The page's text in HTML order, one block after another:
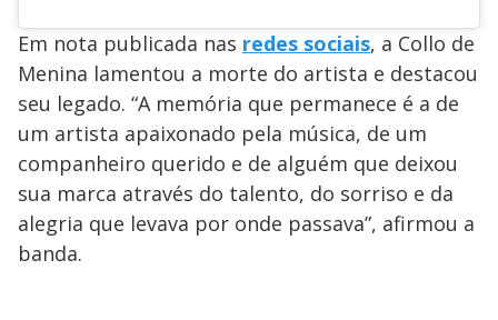
Em nota publicada nas redes sociais, a Collo de
Menina lamentou a morte do artista e destacou
seu legado. “A memória que permanece é a de
um artista apaixonado pela música, de um
companheiro querido e de alguém que deixou
sua marca através do talento, do sorriso e da
alegria que levava por onde passava”, afirmou a
banda.